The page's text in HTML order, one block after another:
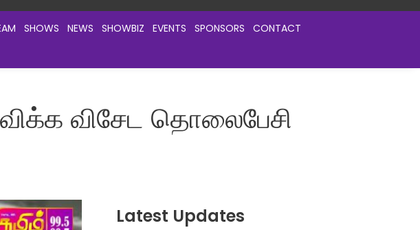
SHOWS NEWS SHOWBIZ EVENTS SPONSORS CONTACT
விசேட தொலைபேசி
Latest Updates